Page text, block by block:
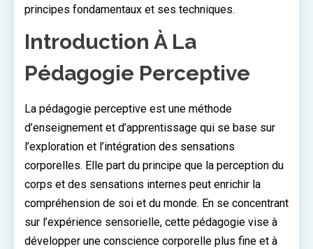
principes fondamentaux et ses techniques.
Introduction À La
Pédagogie Perceptive
La pédagogie perceptive est une méthode
d’enseignement et d’apprentissage qui se base sur
l’exploration et l’intégration des sensations
corporelles. Elle part du principe que la perception du
corps et des sensations internes peut enrichir la
compréhension de soi et du monde. En se concentrant
sur l’expérience sensorielle, cette pédagogie vise à
développer une conscience corporelle plus fine et à